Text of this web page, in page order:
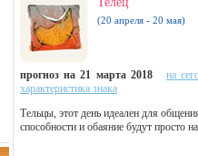
(20 апреля - 20 мая)
прогноз на 21 марта 2018
на
характеристика знака
Тельцы, этот день идеален для
способности и обаяние будут просто